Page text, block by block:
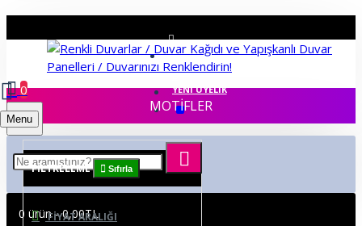
ÜYE GIRIŞI
YENI ÜYELIK
Menu
0
0 ürün - 0,00TL
MOTİFLER
FILTRELEME Sıfırla
FIYAT ARALIĞI